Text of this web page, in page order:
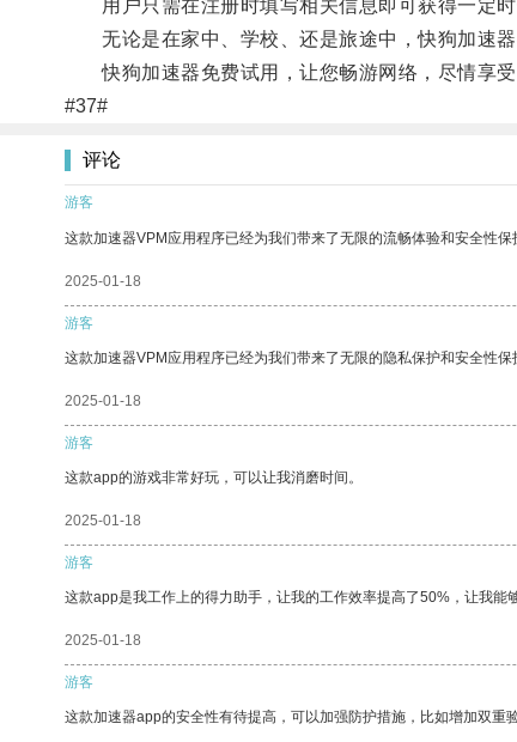
用户只需在注册时填写相关信息即可获得一定时
无论是在家中、学校、还是旅途中，快狗加速器
快狗加速器免费试用，让您畅游网络，尽情享受
#37#
评论
游客
这款加速器VPM应用程序已经为我们带来了无限的流畅体验和安全性保
2025-01-18
游客
这款加速器VPM应用程序已经为我们带来了无限的隐私保护和安全性保
2025-01-18
游客
这款app的游戏非常好玩，可以让我消磨时间。
2025-01-18
游客
这款app是我工作上的得力助手，让我的工作效率提高了50%，让我能
2025-01-18
游客
这款加速器app的安全性有待提高，可以加强防护措施，比如增加双重验